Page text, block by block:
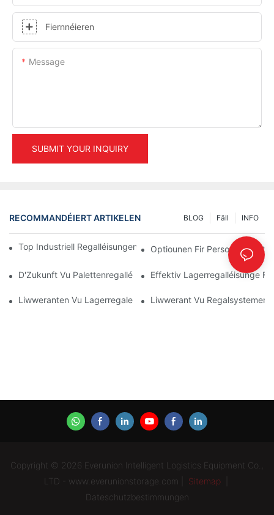
Fiernnéieren
Message
SUBMIT YOUR INQUIRY
RECOMMANDÉIERT ARTIKELEN INFO
Fäll
BLOG
Top Industriell Regalléisungen Fir Effizient Lagermanagement
Optiounen Fir Personaliséiert
D'Zukunft Vu Palettenregalléisungen: Trends An Innovatiounen
Effektiv Lagerregalléisunge
Liwweranten Vu Lagerregaler: Op Wat Dir Oppasse Sollt
Liwwerant Vu Regalsystemer:
Copyright © 2026 Everunion Intelligent Logistics Equipment Co.,
LTD - www.everunionstorage.com |
Sitemap
Dateschutzbestimmungen